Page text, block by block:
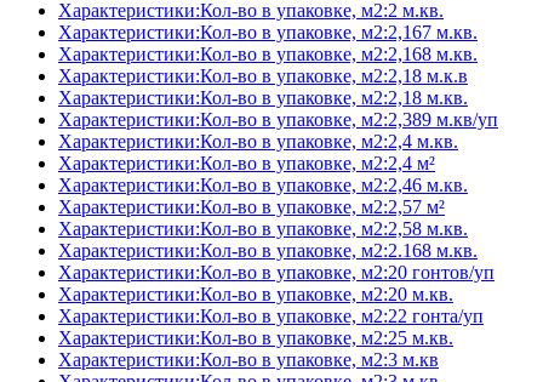
Характеристики:Кол-во в упаковке, м2:2 м.кв.
Характеристики:Кол-во в упаковке, м2:2,167 м.кв.
Характеристики:Кол-во в упаковке, м2:2,168 м.кв.
Характеристики:Кол-во в упаковке, м2:2,18 м.к.в
Характеристики:Кол-во в упаковке, м2:2,18 м.кв.
Характеристики:Кол-во в упаковке, м2:2,389 м.кв/уп
Характеристики:Кол-во в упаковке, м2:2,4 м.кв.
Характеристики:Кол-во в упаковке, м2:2,4 м²
Характеристики:Кол-во в упаковке, м2:2,46 м.кв.
Характеристики:Кол-во в упаковке, м2:2,57 м²
Характеристики:Кол-во в упаковке, м2:2,58 м.кв.
Характеристики:Кол-во в упаковке, м2:2.168 м.кв.
Характеристики:Кол-во в упаковке, м2:20 гонтов/уп
Характеристики:Кол-во в упаковке, м2:20 м.кв.
Характеристики:Кол-во в упаковке, м2:22 гонта/уп
Характеристики:Кол-во в упаковке, м2:25 м.кв.
Характеристики:Кол-во в упаковке, м2:3 м.кв